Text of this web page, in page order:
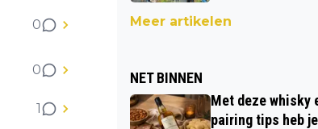
0
0
1
Meer artikelen
NET BINNEN
Met deze whisky
pairing tips heb